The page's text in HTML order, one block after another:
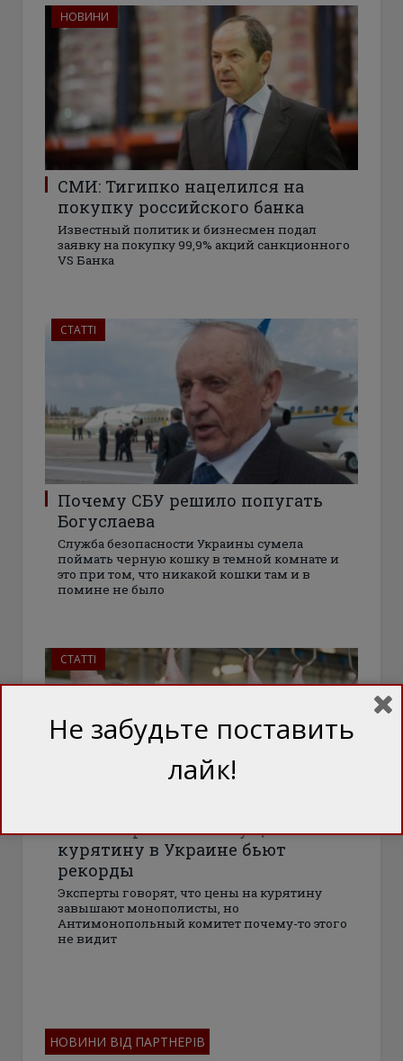
НОВИНИ
СМИ: Тигипко нацелился на
покупку российского банка
Известный политик и бизнесмен подал
заявку на покупку 99,9% акций санкционного
VS Банка
СТАТТІ
Почему СБУ решило попугать
Богуслаева
Служба безопасности Украины сумела
поймать черную кошку в темной комнате и
это при том, что никакой кошки там и в
помине не было
СТАТТІ
Золотая ряба: Почему цены на
курятину в Украине бьют
рекорды
Эксперты говорят, что цены на курятину
завышают монополисты, но
Антимонопольный комитет почему-то этого
не видит
НОВИНИ ВІД ПАРТНЕРІВ
Не забудьте поставить
лайк!